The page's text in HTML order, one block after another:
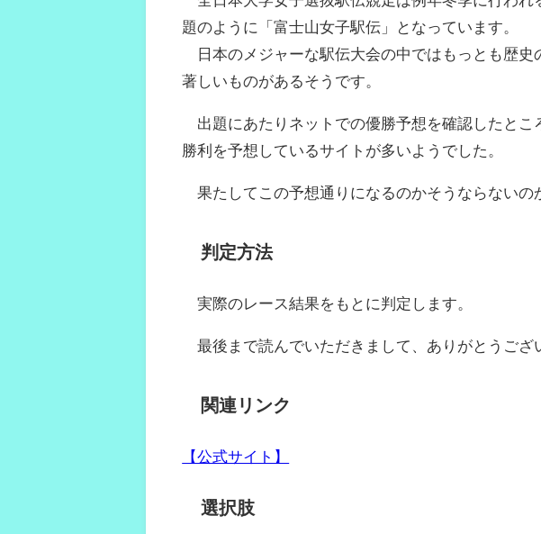
題のように「富士山女子駅伝」となっています。
日本のメジャーな駅伝大会の中ではもっとも歴史
著しいものがあるそうです。
出題にあたりネットでの優勝予想を確認したとこ
勝利を予想しているサイトが多いようでした。
果たしてこの予想通りになるのかそうならないの
判定方法
実際のレース結果をもとに判定します。
最後まで読んでいただきまして、ありがとうござ
関連リンク
【公式サイト】
選択肢